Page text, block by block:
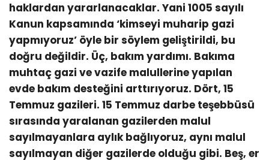
haklardan yararlanacaklar. Yani 1005 sayılı
Kanun kapsamında ‘kimseyi muharip gazi
yapmıyoruz’ öyle bir söylem geliştirildi, bu
doğru değildir. Üç, bakım yardımı. Bakıma
muhtaç gazi ve vazife malullerine yapılan
evde bakım desteğini arttırıyoruz. Dört, 15
Temmuz gazileri. 15 Temmuz darbe teşebbüsü
sırasında yaralanan gazilerden malul
sayılmayanlara aylık bağlıyoruz, aynı malul
sayılmayan diğer gazilerde olduğu gibi. Beş, er